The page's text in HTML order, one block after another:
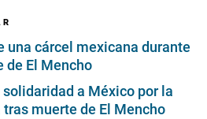
una cárcel mexicana durante
de El Mencho
solidaridad a México por la
tras muerte de El Mencho